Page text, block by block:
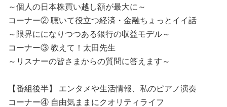
～個人の日本株買い越し額が最大に～
コーナー② 聴いて役立つ経済・金融ちょっとイイ話
～限界にになりつつある銀行の収益モデル～
コーナー③ 教えて！太田先生
～リスナーの皆さまからの質問に答えます ～
【番組後半】 エンタメや生活情報、私のピアノ演奏
コーナー④ 自由気ままにクオリティライフ